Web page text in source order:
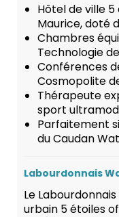
Hôtel de ville
Maurice, doté
Chambres
Technologie
Conférences
Cosmopolite
Thérapeute
sport
Parfaitement
du Caudan
Labourdonnais
Le
urbain 5 étoiles